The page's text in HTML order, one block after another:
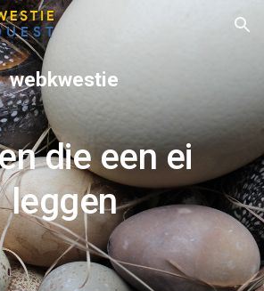
Skip to navigation
webkwestie
die een ei
leggen